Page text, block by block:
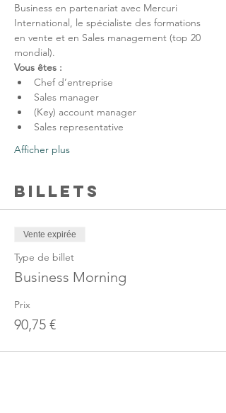
Business en partenariat avec Mercuri
International, le spécialiste des formations
en vente et en Sales management (top 20
mondial).
Vous êtes :
Chef d’entreprise
Sales manager
(Key) account manager
Sales representative
Afficher plus
Billets
Vente expirée
Type de billet
Business Morning
Prix
90,75 €